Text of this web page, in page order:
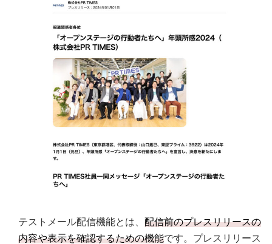
テストメール配信機能とは、 配信前のプレスリリースの
内容や表示を確認するための機能です。プレスリリース